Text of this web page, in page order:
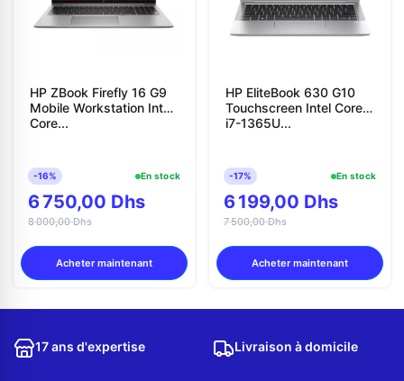
HP ZBook Firefly 16 G9
Mobile Workstation Intel
Core...
-16% En stock
6 750,00 Dhs
8 000,00 Dhs
Acheter maintenant
HP EliteBook 630 G10
Touchscreen Intel Core
i7-1365U...
-17% En stock
6 199,00 Dhs
7 500,00 Dhs
Acheter maintenant
17 ans d'expertise Livraison à domicile